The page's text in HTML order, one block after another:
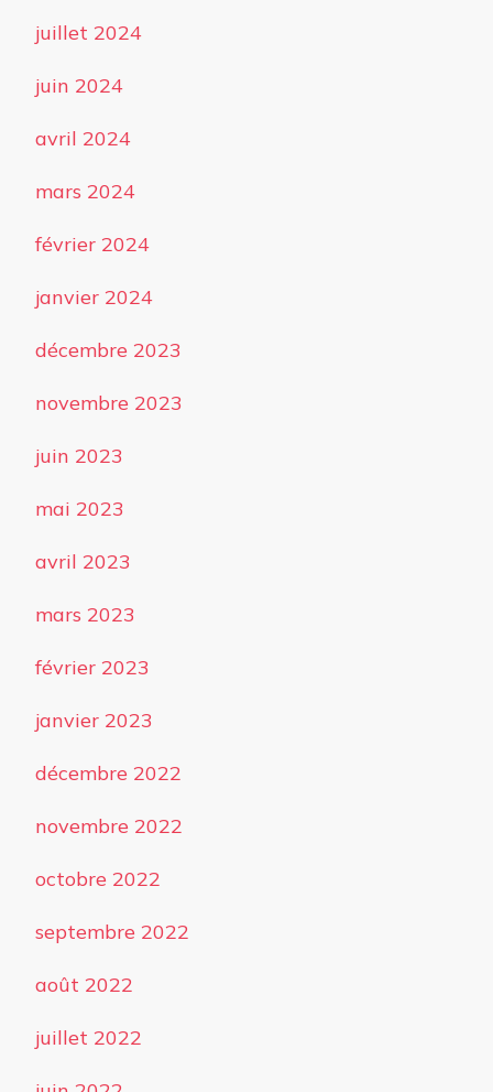
juillet 2024
juin 2024
avril 2024
mars 2024
février 2024
janvier 2024
décembre 2023
novembre 2023
juin 2023
mai 2023
avril 2023
mars 2023
février 2023
janvier 2023
décembre 2022
novembre 2022
octobre 2022
septembre 2022
août 2022
juillet 2022